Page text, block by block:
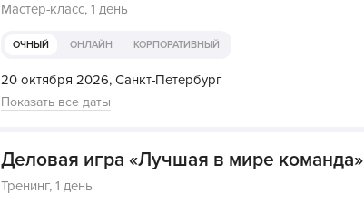
Мастер-класс,1 день
ОЧНЫЙ ОНЛАЙН КОРПОРАТИВНЫЙ
20 октября 2026,Санкт-Петербург
Показать все даты
Деловая игра «Лучшая в мире команда»
Тренинг,1 день